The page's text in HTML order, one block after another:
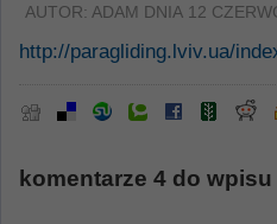
AUTOR: ADAM DNIA 12
http://paragliding.lviv.ua/
komentarze 4 do